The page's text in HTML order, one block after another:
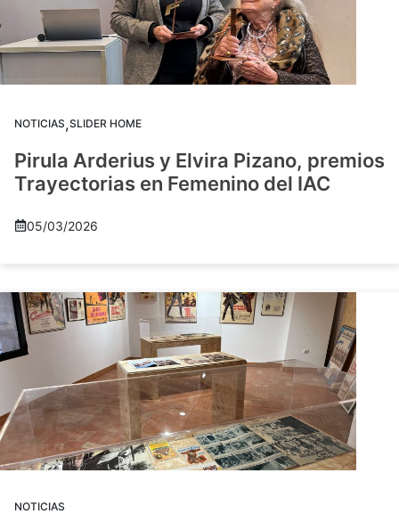
NOTICIAS,SLIDER HOME
Pirula Arderius y Elvira Pizano, premios
Trayectorias en Femenino del IAC
05/03/2026
NOTICIAS